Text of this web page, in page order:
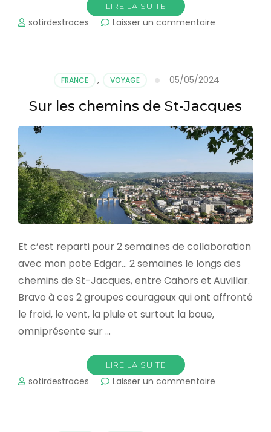
LIRE LA SUITE
sotirdestraces Laisser un commentaire
FRANCE , VOYAGE 05/05/2024
Sur les chemins de St-Jacques
Et c’est reparti pour 2 semaines de collaboration
avec mon pote Edgar… 2 semaines le longs des
chemins de St-Jacques, entre Cahors et Auvillar.
Bravo à ces 2 groupes courageux qui ont affronté
le froid, le vent, la pluie et surtout la boue,
omniprésente sur …
LIRE LA SUITE
sotirdestraces Laisser un commentaire